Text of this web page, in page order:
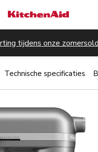
tijdens onze
Technische specificaties